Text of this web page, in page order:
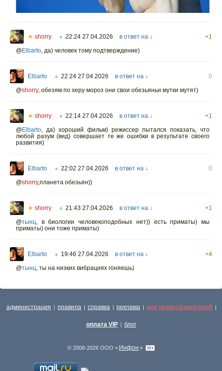
★ shorry ○ 22:24 27.04.2026 в ответ на ↓
+1
@Elbarto да) человек тому подтверждение)
Elbarto ○ 22:24 27.04.2026 в ответ на ↓
0
@shorry, обезям по херу мороз они свои обезьяньи мутки мутят)
★ shorry ○ 22:14 27.04.2026 в ответ на ↓
+1
@Elbarto
да) хороший фильм) режиссер пытался показать, что
любой разум (вид) совершает те же ошибки в результате своего
развития)
Elbarto ○ 22:02 27.04.2026 в ответ на ↓
0
@shorry,планета обезьян))
★ shorry ○ 21:43 27.04.2026 в ответ на ↓
+1
@тынц
в биологии человекоподобных нет)) есть приматы) мы
приматы) они тоже приматы)
Elbarto ○ 19:46 27.04.2026 в ответ на ↓
+4
@тынц ты на низких вибрациях гоняешь)
администрация | правила | справка | реклама | для правообладателей |
оплата VIP | блог
© 2008-2026 ООО « Инфон »